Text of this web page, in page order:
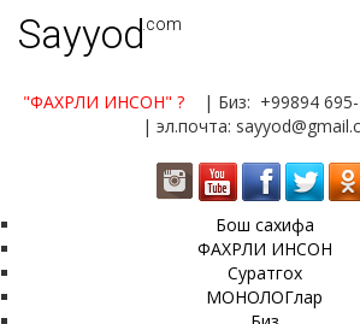
Sayyod.com
"ФАХРЛИ ИНСОН" ?
| Биз: +99894
| эл.почта:
Бош сахифа
ФАХРЛИ ИНСОН
Суратгох
МОНОЛОГлар